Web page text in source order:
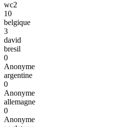
wc2
10
belgique
3
david
bresil
0
Anonyme
argentine
0
Anonyme
allemagne
0
Anonyme